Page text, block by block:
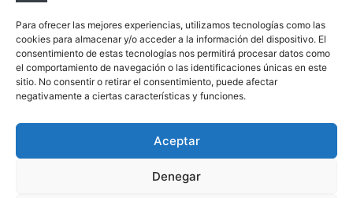
Para ofrecer las mejores experiencias, utilizamos tecnologías como las
cookies para almacenar y/o acceder a la información del dispositivo. El
consentimiento de estas tecnologías nos permitirá procesar datos como
el comportamiento de navegación o las identificaciones únicas en este
sitio. No consentir o retirar el consentimiento, puede afectar
negativamente a ciertas características y funciones.
Aceptar
Denegar
Sumar vida a los años: decálogo para un
envejecimiento saludable
Determinación de la hora de muerte en